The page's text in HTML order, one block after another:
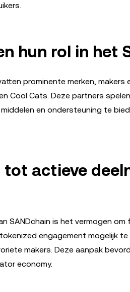
hun rol in het
prominente merken,
Cool Cats. Deze partners
en ondersteuning te
actieve
SANDchain is het vermogen
engagement mogelijk
makers. Deze aanpak
economy.